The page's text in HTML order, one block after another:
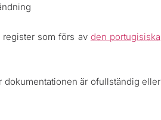
som förs av den portugisiska
dokumentationen är ofullständig eller